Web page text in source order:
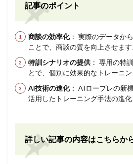
記事のポイント
商談の効率化： 実際のデータか
ことで、商談の質を向上させます
特訓シナリオの提供 ： 専用の特
とで、個別に効果的なトレーニン
AI技術の進化： AIロープレの新
活用したトレーニング手法の進化
詳しい記事の内容はこちらか